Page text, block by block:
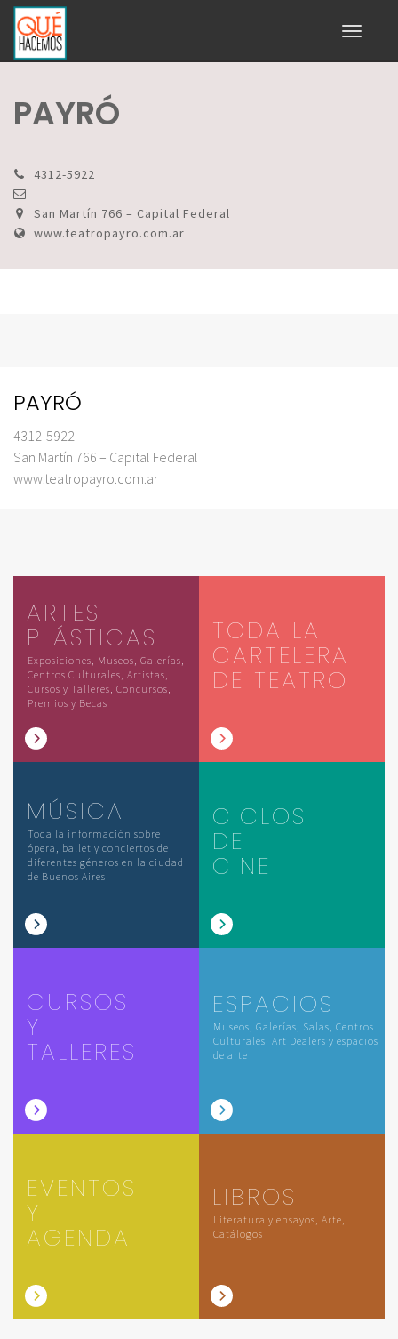
Toggle
PAYRÓ
4312-5922
San Martín 766 – Capital Federal
www.teatropayro.com.ar
PAYRÓ
4312-5922
San Martín 766 – Capital Federal
www.teatropayro.com.ar
ARTES
PLÁSTICAS
Exposiciones, Museos, Galerías,
Centros Culturales, Artistas,
Cursos y Talleres, Concursos,
Premios y Becas
TODA LA
CARTELERA
DE TEATRO
MÚSICA
Toda la información sobre
ópera, ballet y conciertos de
diferentes géneros en la ciudad
de Buenos Aires
CICLOS
DE
CINE
CURSOS
Y
TALLERES
ESPACIOS
Museos, Galerías, Salas, Centros
Culturales, Art Dealers y espacios
de arte
EVENTOS
Y
AGENDA
LIBROS
Literatura y ensayos, Arte,
Catálogos